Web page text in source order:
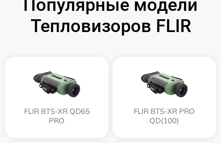
Популярные модели
Тепловизоров FLIR
FLIR BTS-XR QD65
PRO
FLIR BTS-XR PRO
QD(100)